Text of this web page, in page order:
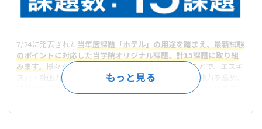
7/24に発表された当年度課題「ホテル」の用途を踏まえ、最新試験
のポイントに対応した当学院オリジナル課題、計15課題に取り組
みます。 様々な特徴や用途の課題に数多く取り組むことで、エスキ
ス力・計画力・作図力・チェック力、そして時間管理能力を高め、
時間内に合格レベルの図面を確実に描き上げる力を身につけます。